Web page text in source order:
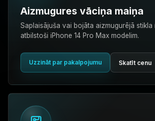
Aizmugures vāciņa maiņa
Saplaisājuša vai bojāta aizmugurējā stikla
atbilstoši iPhone 14 Pro Max modelim.
Uzzināt par pakalpojumu Skatīt cenu